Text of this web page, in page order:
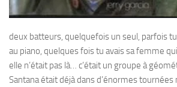
deux batteurs, quelquefois un seul, parfois
au piano, quelques fois tu avais sa femme
elle n’était pas là… c’était un groupe à
Santana était déjà dans d’énormes tournées